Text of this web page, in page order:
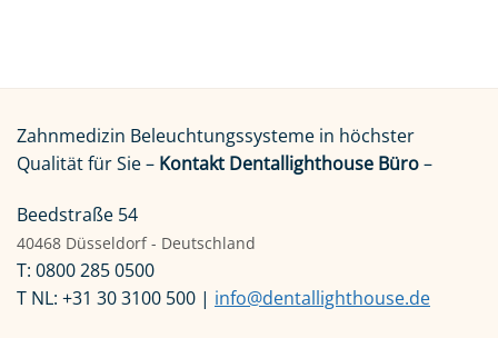
Zahnmedizin Beleuchtungssysteme in höchster
Qualität für Sie – Kontakt Dentallighthouse Büro–
Beedstraße 54
40468 Düsseldorf - Deutschland
T: 0800 285 0500
T NL: +31 30 3100 500 | info@dentallighthouse.de